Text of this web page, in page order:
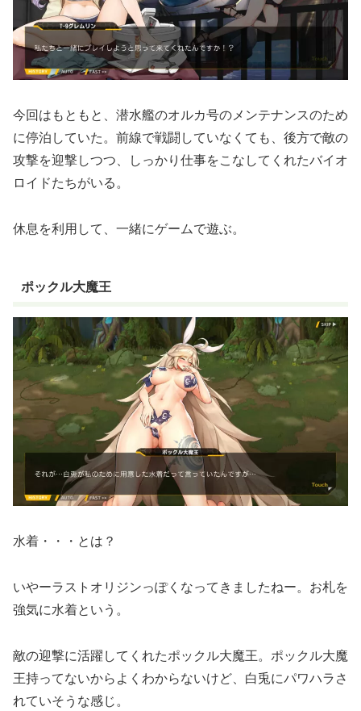
今回はもともと、潜水艦のオルカ号のメンテナンスのため
に停泊していた。前線で戦闘していなくても、後方で敵の
攻撃を迎撃しつつ、しっかり仕事をこなしてくれたバイオ
ロイドたちがいる。
休息を利用して、一緒にゲームで遊ぶ。
ポックル大魔王
水着・・・とは？
いやーラストオリジンっぽくなってきましたねー。お札を
強気に水着という。
敵の迎撃に活躍してくれたポックル大魔王。ポックル大魔
王持ってないからよくわからないけど、白兎にパワハラさ
れていそうな感じ。